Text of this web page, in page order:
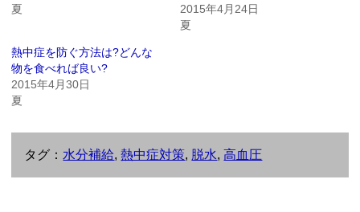
夏
2015年4月24日
夏
熱中症を防ぐ方法は?どんな
物を食べれば良い?
2015年4月30日
夏
タグ： 水分補給,熱中症対策, 脱水,高血圧